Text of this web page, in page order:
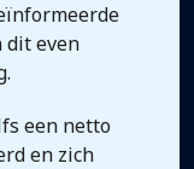
dit even
een netto
en zich